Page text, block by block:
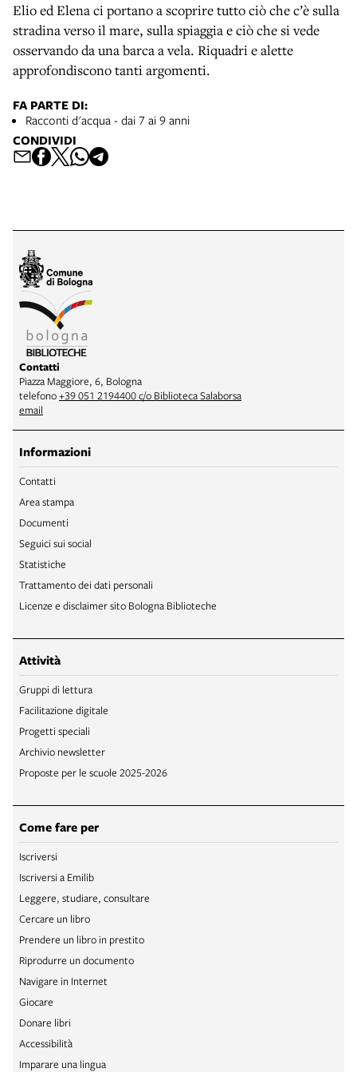
Elio ed Elena ci portano a scoprire tutto ciò che c’è sulla
stradina verso il mare, sulla spiaggia e ciò che si vede
osservando da una barca a vela. Riquadri e alette
approfondiscono tanti argomenti.
FA PARTE DI:
Racconti d'acqua - dai 7 ai 9 anni
CONDIVIDI
Contatti
Piazza Maggiore, 6, Bologna
telefono+39 051 2194400 c/o Biblioteca Salaborsa
email
Informazioni
Contatti
Area stampa
Documenti
Seguici sui social
Statistiche
Trattamento dei dati personali
Licenze e disclaimer sito Bologna Biblioteche
Attività
Gruppi di lettura
Facilitazione digitale
Progetti speciali
Archivio newsletter
Proposte per le scuole 2025-2026
Come fare per
Iscriversi
Iscriversi a Emilib
Leggere, studiare, consultare
Cercare un libro
Prendere un libro in prestito
Riprodurre un documento
Navigare in Internet
Giocare
Donare libri
Accessibilità
Imparare una lingua